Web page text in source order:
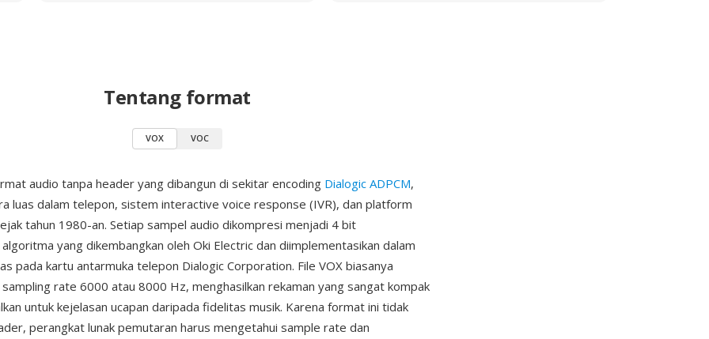
Tentang format
VOX VOC
audio tanpa header yang dibangun di sekitar encoding Dialogic ADPCM,
luas dalam telepon, sistem interactive voice response (IVR), dan platform
tahun 1980-an. Setiap sampel audio dikompresi menjadi 4 bit
yang dikembangkan oleh Oki Electric dan diimplementasikan dalam
pada kartu antarmuka telepon Dialogic Corporation. File VOX biasanya
rate 6000 atau 8000 Hz, menghasilkan rekaman yang sangat kompak
untuk kejelasan ucapan daripada fidelitas musik. Karena format ini tidak
perangkat lunak pemutaran harus mengetahui sample rate dan